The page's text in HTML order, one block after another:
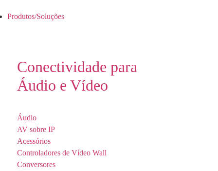
Produtos/Soluções
Conectividade para
Áudio e Vídeo
Áudio
AV sobre IP
Acessórios
Controladores de Vídeo Wall
Conversores